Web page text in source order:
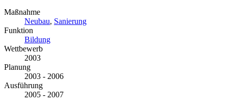
Maßnahme
Neubau, Sanierung
Funktion
Bildung
Wettbewerb
2003
Planung
2003 - 2006
Ausführung
2005 - 2007